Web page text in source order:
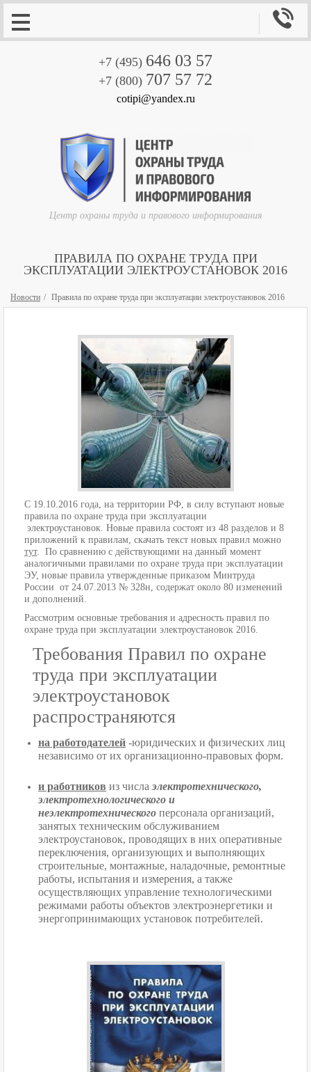
+7 (495) 646 03 57
+7 (800) 707 57 72
cotipi@yandex.ru
Центр охраны труда и правового информирования

ПРАВИЛА ПО ОХРАНЕ ТРУДА ПРИ
ЭКСПЛУАТАЦИИ ЭЛЕКТРОУСТАНОВОК 2016
Новости Правила по охране труда при эксплуатации электроустановок 2016
С 19.10.2016 года, на территории РФ, в силу вступают новые
правила по охране труда при эксплуатации
электроустановок. Новые правила состоят из 48 разделов и 8
приложений к правилам, скачать текст новых правил можно
тут. По сравнению с действующими на данный момент
аналогичными правилами по охране труда при эксплуатации
ЭУ, новые правила утвержденные приказом Минтруда
России от 24.07.2013 № 328н, содержат около 80 изменений
и дополнений.
Рассмотрим основные требования и адресность правил по
охране труда при эксплуатации электроустановок 2016.
Требования Правил по охране
труда при эксплуатации
электроустановок
распространяются
на работодателей -юридических и физических лиц
независимо от их организационно-правовых форм.
и работников из числаэлектротехнического,
электротехнологического и
неэлектротехнического персонала организаций,
занятых техническим обслуживанием
электроустановок, проводящих в них оперативные
переключения, организующих и выполняющих
строительные, монтажные, наладочные, ремонтные
работы, испытания и измерения, а также
осуществляющих управление технологическими
режимами работы объектов электроэнергетики и
энергопринимающих установок потребителей.